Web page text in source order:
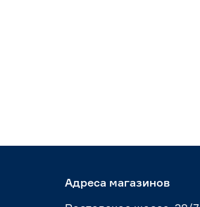
Адреса магазинов